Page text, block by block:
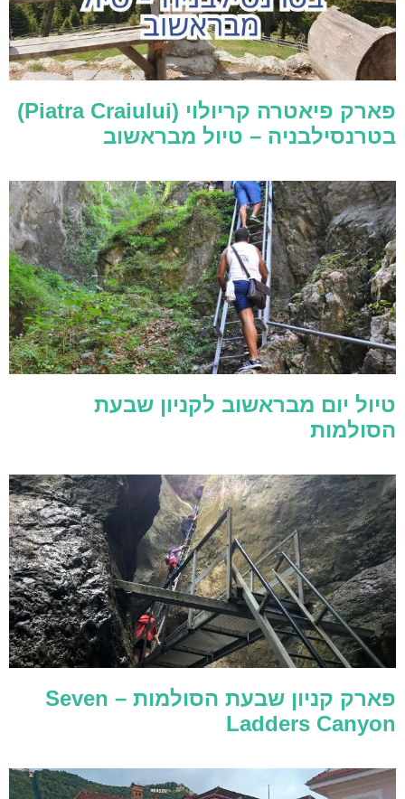
פארק פיאטרה קריולוי (Piatra Craiului)
בטרנסילבניה – טיול מבראשוב
טיול יום מבראשוב לקניון שבעת
הסולמות
פארק קניון שבעת הסולמות – Seven
Ladders Canyon